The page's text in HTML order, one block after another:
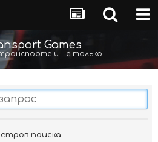
Games
и не только
поиска